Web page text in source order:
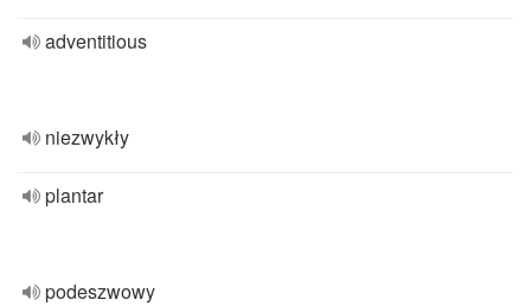
adventitious
niezwykły
plantar
podeszwowy